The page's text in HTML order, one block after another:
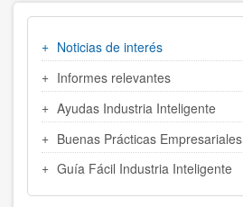
INDUSTRIA
Noticias de interés
Informes relevantes
Ayudas Industria Inteligente
Buenas Prácticas Empresariales
Guía Fácil Industria Inteligente